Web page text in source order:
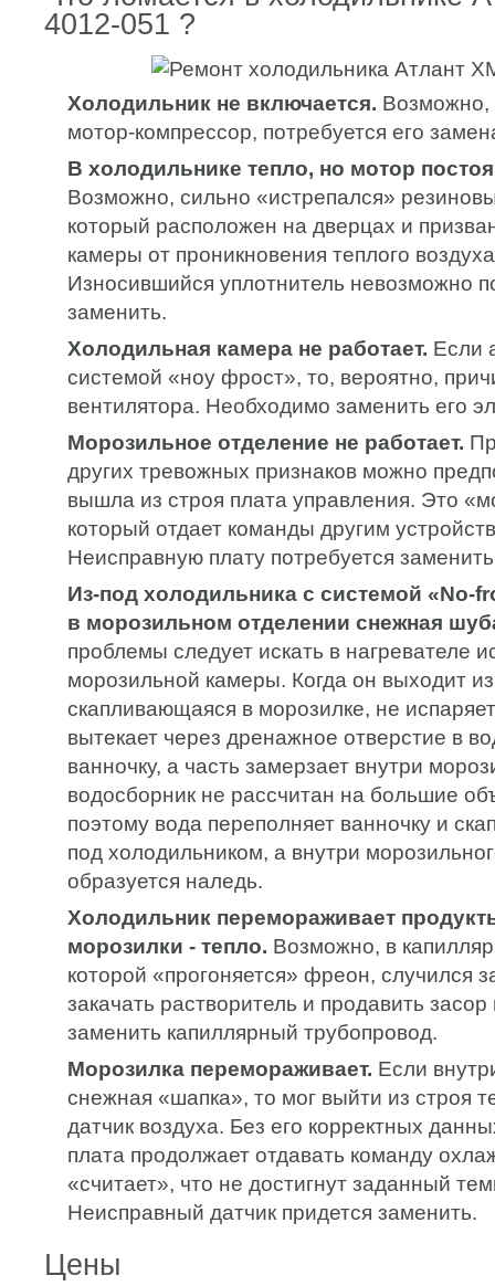
4012-051 ?
Холодильник не включается. Возможно,
мотор-компрессор, потребуется его
В холодильнике тепло, но мотор
Возможно, сильно «истрепался»
который расположен на дверцах и
камеры от проникновения теплого
Износившийся уплотнитель невозможно
заменить.
Холодильная камера не работает. Если
системой «ноу фрост», то, вероятно,
вентилятора. Необходимо заменить его
Морозильное отделение не работает.
других тревожных признаков можно
вышла из строя плата управления. Это
который отдает команды другим
Неисправную плату потребуется
Из-под холодильника с системой «No-
в морозильном отделении снежная
проблемы следует искать в нагревателе
морозильной камеры. Когда он выходит из
скапливающаяся в морозилке, не
вытекает через дренажное отверстие в
ванночку, а часть замерзает внутри
водосборник не рассчитан на большие
поэтому вода переполняет ванночку и
под холодильником, а внутри
образуется наледь.
Холодильник перемораживает
морозилки - тепло. Возможно, в
которой «прогоняется» фреон, случился
закачать растворитель и продавить
заменить капиллярный трубопровод.
Морозилка перемораживает. Если
снежная «шапка», то мог выйти из строя
датчик воздуха. Без его корректных
плата продолжает отдавать команду
«считает», что не достигнут заданный
Неисправный датчик придется заменить.
Цены